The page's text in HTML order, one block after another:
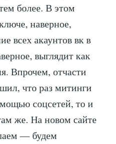
более. В этом
наверное,
всех акаунтов вк в
выглядит как
Впрочем, отчасти
что раз митинги
соцсетей, то и
же. На новом сайте
— будем